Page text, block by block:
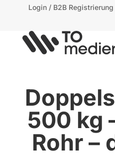
Login / B2B Registrierung
500 kg
Rohr –